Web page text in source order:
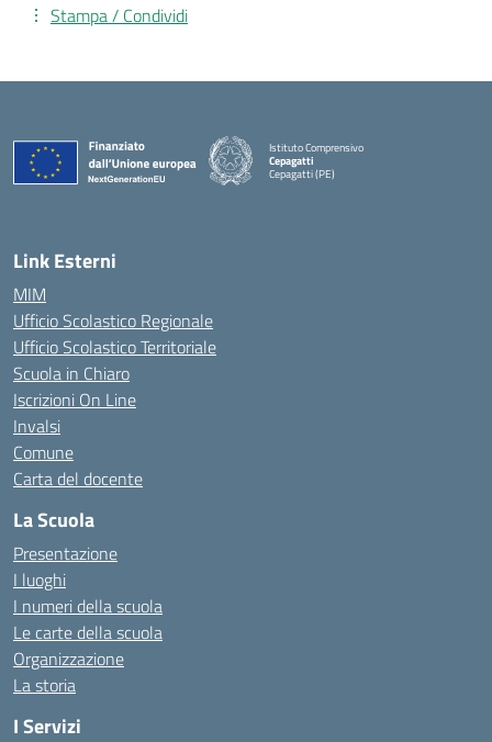
Stampa / Condividi
Istituto Comprensivo
Cepagatti
Cepagatti (PE)
— Visita la pagina iniziale della scuola
Link Esterni
MIM
Ufficio Scolastico Regionale
Ufficio Scolastico Territoriale
Scuola in Chiaro
Iscrizioni On Line
Invalsi
Comune
Carta del docente
La Scuola
Presentazione
I luoghi
I numeri della scuola
Le carte della scuola
Organizzazione
La storia
I Servizi